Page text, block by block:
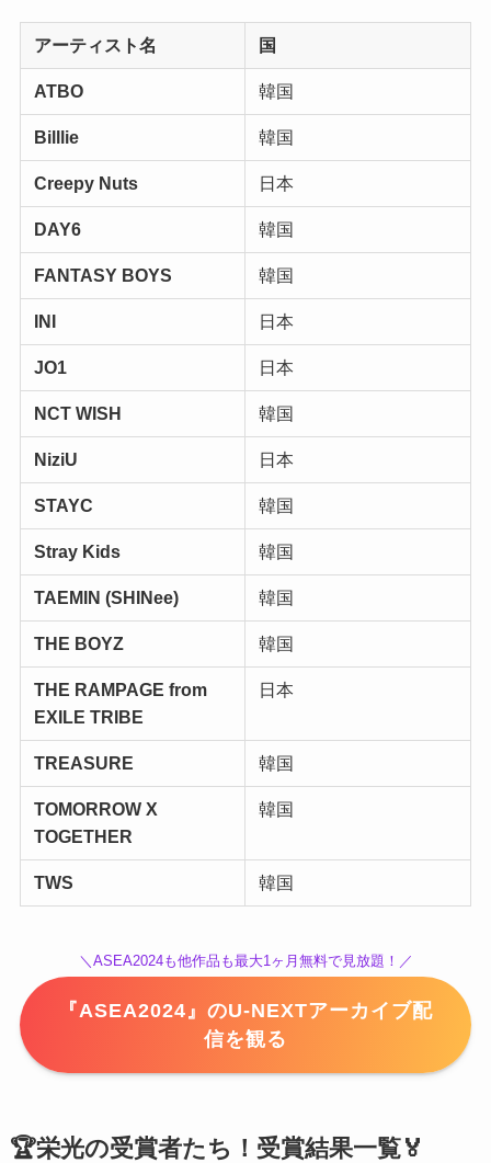
アーティスト名 国
ATBO 韓国
Billlie 韓国
Creepy Nuts 日本
DAY6 韓国
FANTASY BOYS 韓国
INI 日本
JO1 日本
NCT WISH 韓国
NiziU 日本
STAYC 韓国
Stray Kids 韓国
TAEMIN (SHINee) 韓国
THE BOYZ 韓国
THE RAMPAGE from
EXILE TRIBE
日本
TREASURE 韓国
TOMORROW X
TOGETHER
韓国
TWS 韓国
＼ASEA2024も他作品も最大1ヶ月無料で見放題！／
『ASEA2024』のU-NEXTアーカイブ配
信を観る
🏆栄光の受賞者たち！受賞結果一覧🏅